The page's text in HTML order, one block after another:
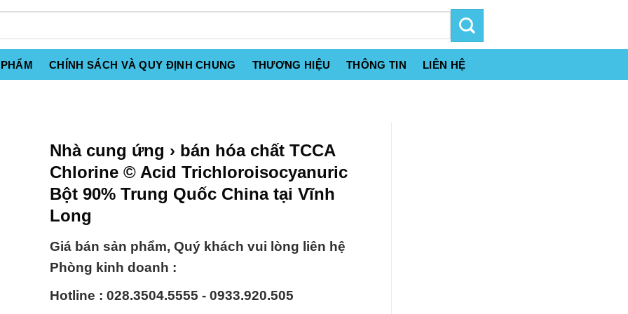
CHÍNH SÁCH VÀ QUY ĐỊNH CHUNG THƯƠNG HIỆU THÔNG TIN LIÊN HỆ
Nhà cung ứng › bán hóa chất TCCA
Chlorine © Acid Trichloroisocyanuric
Bột 90% Trung Quốc China tại Vĩnh
Long
Giá bán sản phẩm, Quý khách vui lòng liên hệ
Phòng kinh doanh :
Hotline : 028.3504.5555 - 0933.920.505